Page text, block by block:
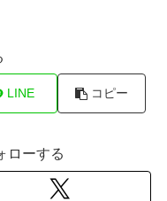
LINE コピー
ローする